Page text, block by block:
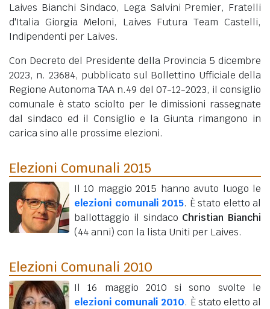
Laives Bianchi Sindaco, Lega Salvini Premier, Fratelli
d'Italia Giorgia Meloni, Laives Futura Team Castelli,
Indipendenti per Laives.
Con Decreto del Presidente della Provincia 5 dicembre
2023, n. 23684, pubblicato sul Bollettino Ufficiale della
Regione Autonoma TAA n.49 del 07-12-2023, il consiglio
comunale è stato sciolto per le dimissioni rassegnate
dal sindaco ed il Consiglio e la Giunta rimangono in
carica sino alle prossime elezioni.
Elezioni Comunali 2015
Il 10 maggio 2015 hanno avuto luogo le
elezioni comunali 2015. È stato eletto al
ballottaggio il sindaco Christian Bianchi
(44 anni) con la lista Uniti per Laives.
Elezioni Comunali 2010
Il 16 maggio 2010 si sono svolte le
elezioni comunali 2010. È stato eletto al